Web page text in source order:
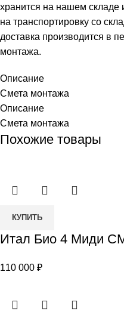
хранится на нашем складе
на транспортировку со
доставка производится в
монтажа.
Описание
Смета монтажа
Описание
Смета монтажа
Похожие товары
Количество
Итал
4
СМ
КУПИТЬ
Итал Био 4 Миди
110 000 ₽